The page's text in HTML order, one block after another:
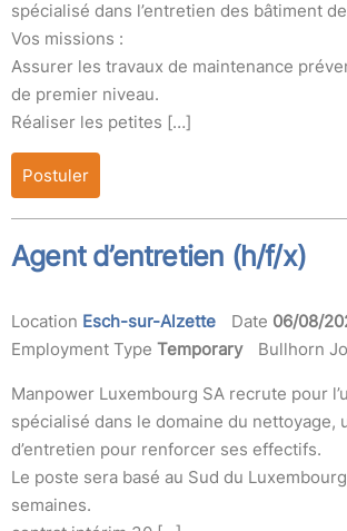
spécialisé dans l’entretien des bâtiment
Vos missions :
Assurer les travaux de maintenance
de premier niveau.
Réaliser les petites […]
Postuler
Agent d’entretien (h/f/x)
Location Esch-sur-Alzette Date 06/08/
Employment Type Temporary Bullhorn
Manpower Luxembourg SA recrute pour
spécialisé dans le domaine du nettoyage,
d’entretien pour renforcer ses effectifs.
Le poste sera basé au Sud du
semaines.